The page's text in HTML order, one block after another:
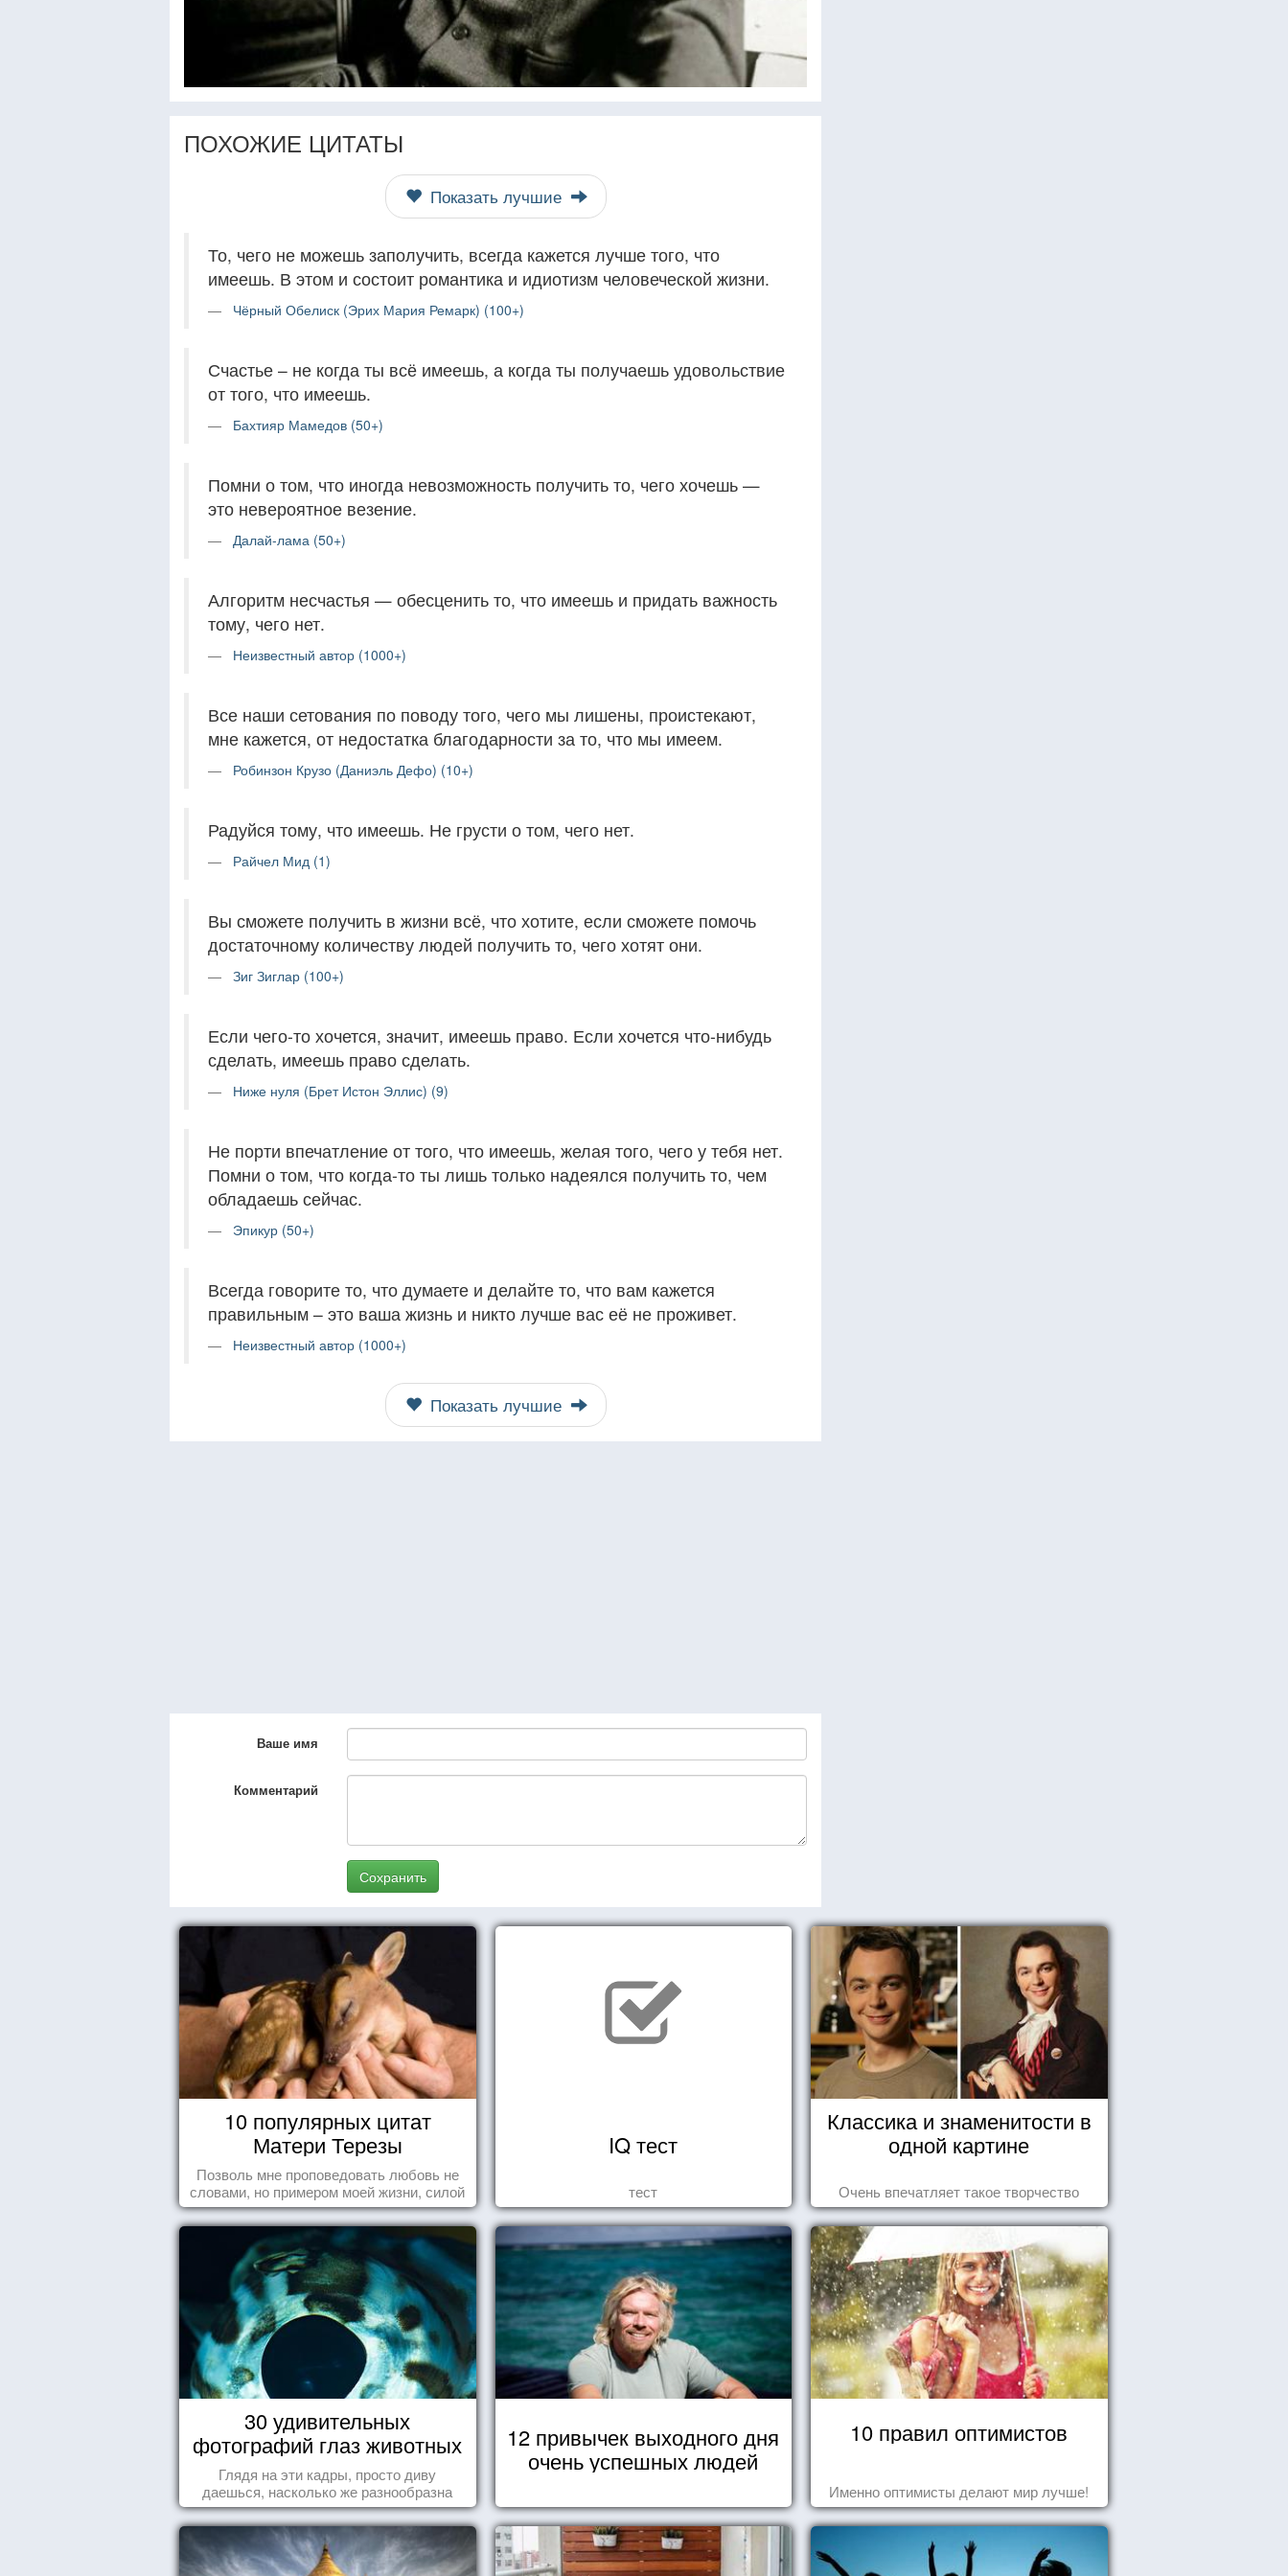
ПОХОЖИЕ ЦИТАТЫ
Показать лучшие
То, чего не можешь заполучить, всегда кажется лучше того, что
имеешь. В этом и состоит романтика и идиотизм человеческой жизни.
Чёрный Обелиск (Эрих Мария Ремарк) (100+)
Счастье – не когда ты всё имеешь, а когда ты получаешь удовольствие
от того, что имеешь.
Бахтияр Мамедов (50+)
Помни о том, что иногда невозможность получить то, чего хочешь —
это невероятное везение.
Далай-лама (50+)
Алгоритм несчастья — обесценить то, что имеешь и придать важность
тому, чего нет.
Неизвестный автор (1000+)
Все наши сетования по поводу того, чего мы лишены, проистекают,
мне кажется, от недостатка благодарности за то, что мы имеем.
Робинзон Крузо (Даниэль Дефо) (10+)
Радуйся тому, что имеешь. Не грусти о том, чего нет.
Райчел Мид (1)
Вы сможете получить в жизни всё, что хотите, если сможете помочь
достаточному количеству людей получить то, чего хотят они.
Зиг Зиглар (100+)
Если чего-то хочется, значит, имеешь право. Если хочется что-нибудь
сделать, имеешь право сделать.
Ниже нуля (Брет Истон Эллис) (9)
Не порти впечатление от того, что имеешь, желая того, чего у тебя нет.
Помни о том, что когда-то ты лишь только надеялся получить то, чем
обладаешь сейчас.
Эпикур (50+)
Всегда говорите то, что думаете и делайте то, что вам кажется
правильным – это ваша жизнь и никто лучше вас её не проживет.
Неизвестный автор (1000+)
Показать лучшие
Ваше имя
Комментарий
Сохранить
10 популярных цитат
Матери Терезы
Позволь мне проповедовать любовь не
словами, но примером моей жизни, силой
влечения, воодушевляющим влиянием ...
IQ тест
тест
Классика и знаменитости в
одной картине
Очень впечатляет такое творчество
30 удивительных
фотографий глаз животных
Глядя на эти кадры, просто диву
даешься, насколько же разнообразна
природа нашего мира!
12 привычек выходного дня
очень успешных людей
10 правил оптимистов
Именно оптимисты делают мир лучше!